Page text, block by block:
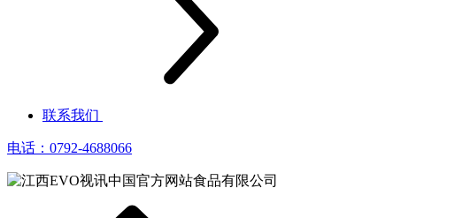
联系我们
电话：0792-4688066